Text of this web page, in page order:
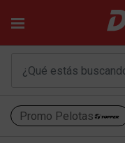
Promo Pelotas